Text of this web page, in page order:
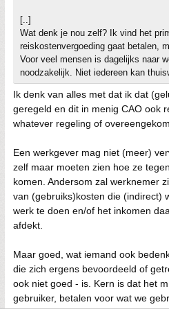
[..]
Wat denk je nou zelf? Ik vind het
reiskostenvergoeding gaat betalen,
Voor veel mensen is dagelijks naar
noodzakelijk. Niet iedereen kan
Ik denk van alles met dat ik dat
geregeld en dit in menig CAO ook
whatever regeling of
Een werkgever mag niet (meer)
zelf maar moeten zien hoe ze
komen. Andersom zal werknemer
van (gebruiks)kosten die (indirect)
werk te doen en/of het inkomen
afdekt.
Maar goed, wat iemand ook
die zich ergens bevoordeeld of
ook niet goed - is. Kern is dat het
gebruiker, betalen voor wat we
verdeelsleutel er dan moet uitzien,